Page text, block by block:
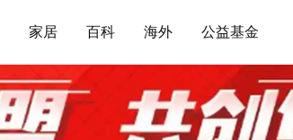
家居 百科 海外 公益基金